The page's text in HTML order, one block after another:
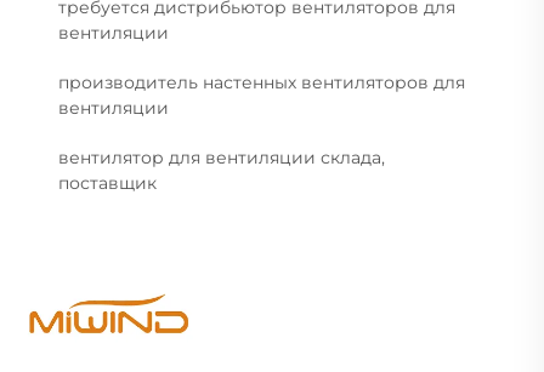
требуется дистрибьютор вентиляторов для
вентиляции
производитель настенных вентиляторов для
вентиляции
вентилятор для вентиляции склада,
поставщик